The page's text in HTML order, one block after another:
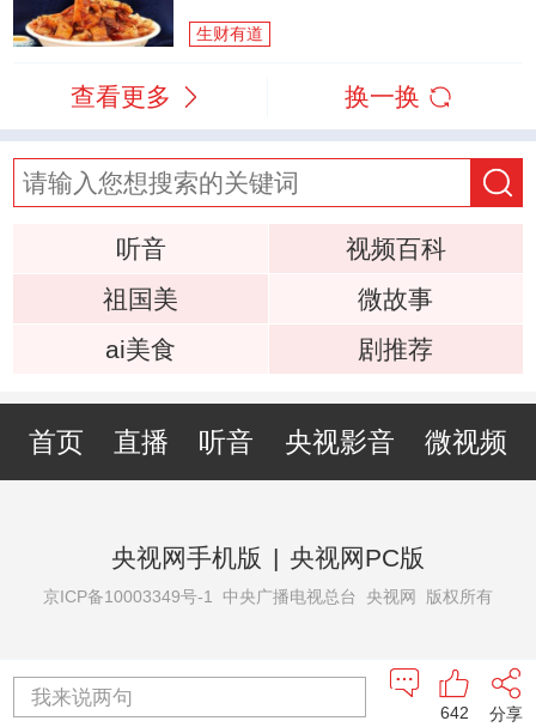
生财有道
查看更多 换一换
听音
视频百科
祖国美
微故事
ai美食
剧推荐
首页 直播 听音 央视影音 微视频
央视网手机版 | 央视网PC版
京ICP备10003349号-1 中央广播电视总台 央视网 版权所有
我来说两句
分享
642